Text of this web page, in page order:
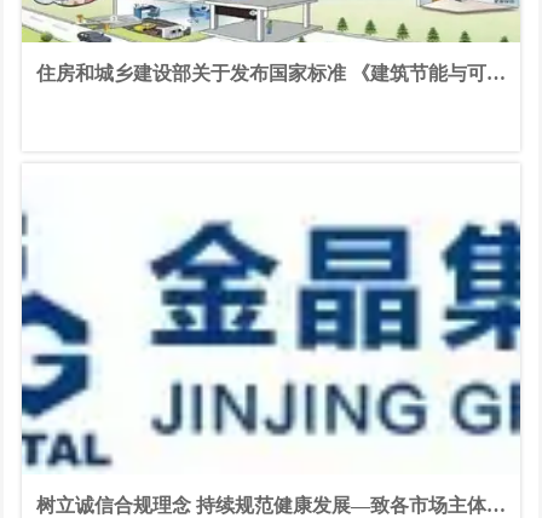
住房和城乡建设部关于发布国家标准 《建筑节能与可再
树立诚信合规理念 持续规范健康发展—致各市场主体的